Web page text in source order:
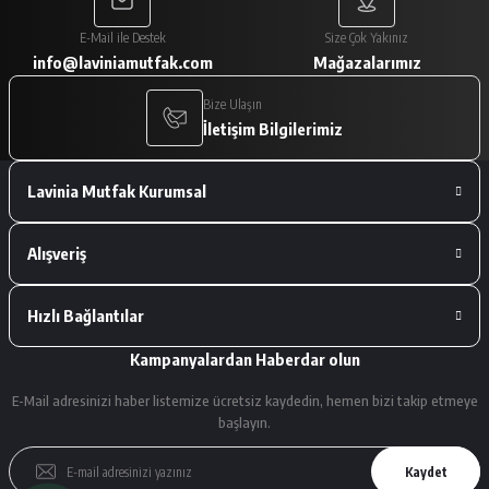
Paketleme çok iyiydi. Ürünler tam
istediğimiz gibiydi.
A... V... | 29/01/2026
Deneyimini Paylaş
E-Mail ile Destek
info@laviniamutfak.com
Size Çok Yakınız
Mağazalarımız
Bize Ulaşın
İletişim Bilgilerimiz
Lavinia Mutfak Kurumsal
Alışveriş
Hızlı Bağlantılar
Kampanyalardan Haberdar olun
E-Mail adresinizi haber listemize ücretsiz kaydedin, hemen bizi takip etmeye
başlayın.
Kaydet